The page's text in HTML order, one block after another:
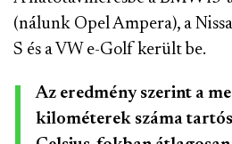
(nálunk Opel Ampera), a
S és a VW e-Golf került be.
Az eredmény szerint a
kilométerek száma